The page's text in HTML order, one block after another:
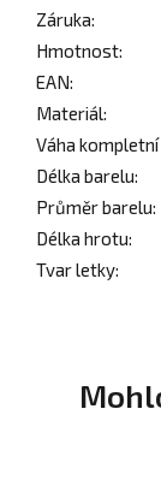
Záruka:
Hmotnost:
EAN:
Materiál:
Váha
Délka barelu:
Průměr barelu:
Délka hrotu:
Tvar letky: